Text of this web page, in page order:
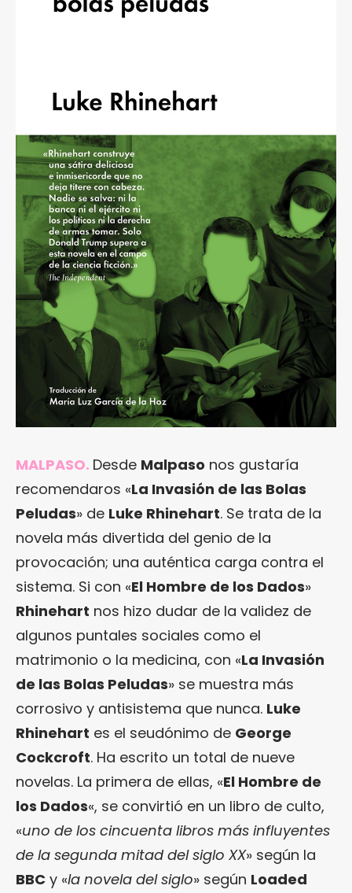
MALPASO. Desde Malpaso nos gustaría
recomendaros «La Invasión de las Bolas
Peludas» de Luke Rhinehart. Se trata de la
novela más divertida del genio de la
provocación; una auténtica carga contra el
sistema. Si con «El Hombre de los Dados»
Rhinehart nos hizo dudar de la validez de
algunos puntales sociales como el
matrimonio o la medicina, con «La Invasión
de las Bolas Peludas» se muestra más
corrosivo y antisistema que nunca. Luke
Rhinehart es el seudónimo de George
Cockcroft. Ha escrito un total de nueve
novelas. La primera de ellas, «El Hombre de
los Dados«, se convirtió en un libro de culto,
«uno de los cincuenta libros más influyentes
de la segunda mitad del siglo XX» según la
BBC y «la novela del siglo» según Loaded